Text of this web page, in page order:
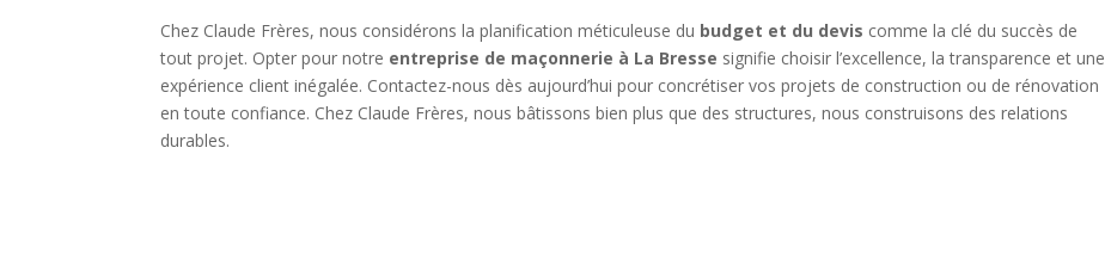
Chez Claude Frères, nous considérons la planification méticuleuse du budget et du devis comme la clé du succès de
tout projet. Opter pour notre entreprise de maçonnerie à La Bresse signifie choisir l’excellence, la transparence et une
expérience client inégalée. Contactez-nous dès aujourd’hui pour concrétiser vos projets de construction ou de rénovation
en toute confiance. Chez Claude Frères, nous bâtissons bien plus que des structures, nous construisons des relations
durables.